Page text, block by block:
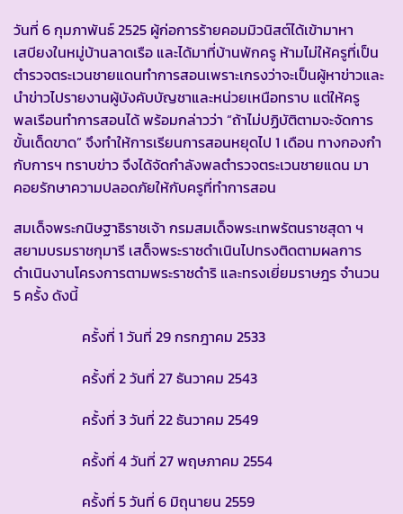
วันที่ 6 กุมภาพันธ์ 2525 ผู้ก่อการร้ายคอมมิวนิสต์ได้เข้ามาหา
เสบียงในหมู่บ้านลาดเรือ และได้มาที่บ้านพักครู ห้ามไม่ให้ครูที่เป็น
ตำรวจตระเวนชายแดนทำการสอนเพราะเกรงว่าจะเป็นผู้หาข่าวและ
นำข่าวไปรายงานผู้บังคับบัญชาและหน่วยเหนือทราบ แต่ให้ครู
พลเรือนทำการสอนได้ พร้อมกล่าวว่า “ถ้าไม่ปฏิบัติตามจะจัดการ
ขั้นเด็ดขาด” จึงทำให้การเรียนการสอนหยุดไป 1 เดือน ทางกองกำ
กับการฯ ทราบข่าว จึงได้จัดกำลังพลตำรวจตระเวนชายแดน มา
คอยรักษาความปลอดภัยให้กับครูที่ทำการสอน
สมเด็จพระกนิษฐาธิราชเจ้า กรมสมเด็จพระเทพรัตนราชสุดา ฯ
สยามบรมราชกุมารี เสด็จพระราชดำเนินไปทรงติดตามผลการ
ดำเนินงานโครงการตามพระราชดำริ และทรงเยี่ยมราษฎร จำนวน
5 ครั้ง ดังนี้
ครั้งที่ 1 วันที่ 29 กรกฎาคม 2533
ครั้งที่ 2 วันที่ 27 ธันวาคม 2543
ครั้งที่ 3 วันที่ 22 ธันวาคม 2549
ครั้งที่ 4 วันที่ 27 พฤษภาคม 2554
ครั้งที่ 5 วันที่ 6 มิถุนายน 2559